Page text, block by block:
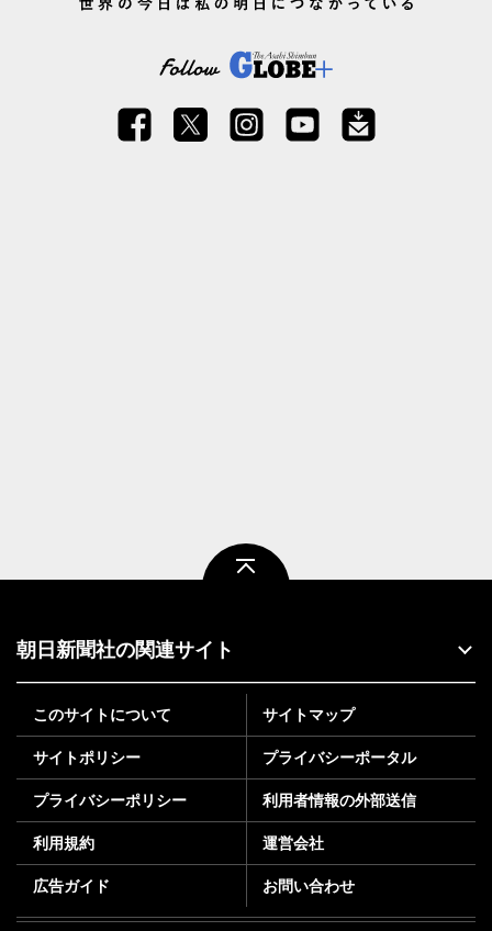
朝日新聞社の関連サイト
このサイトについて サイトマップ
サイトポリシー プライバシーポータル
プライバシーポリシー 利用者情報の外部送信
利用規約 運営会社
広告ガイド お問い合わせ